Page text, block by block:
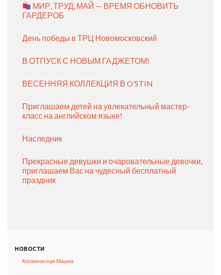
МИР, ТРУД, МАЙ — ВРЕМЯ ОБНОВИТЬ
ГАРДЕРОБ
День победы в ТРЦ Новомосковский
В ОТПУСК С НОВЫМ ГАДЖЕТОМ!
ВЕСЕННЯЯ КОЛЛЕКЦИЯ В O’STIN
Приглашаем детей на увлекательный мастер-
класс на английском языке!
Наследник
Прекрасные девушки и очаровательные девочки,
приглашаем Вас на чудесный бесплатный
праздник
НОВОСТИ
Космическая Машка